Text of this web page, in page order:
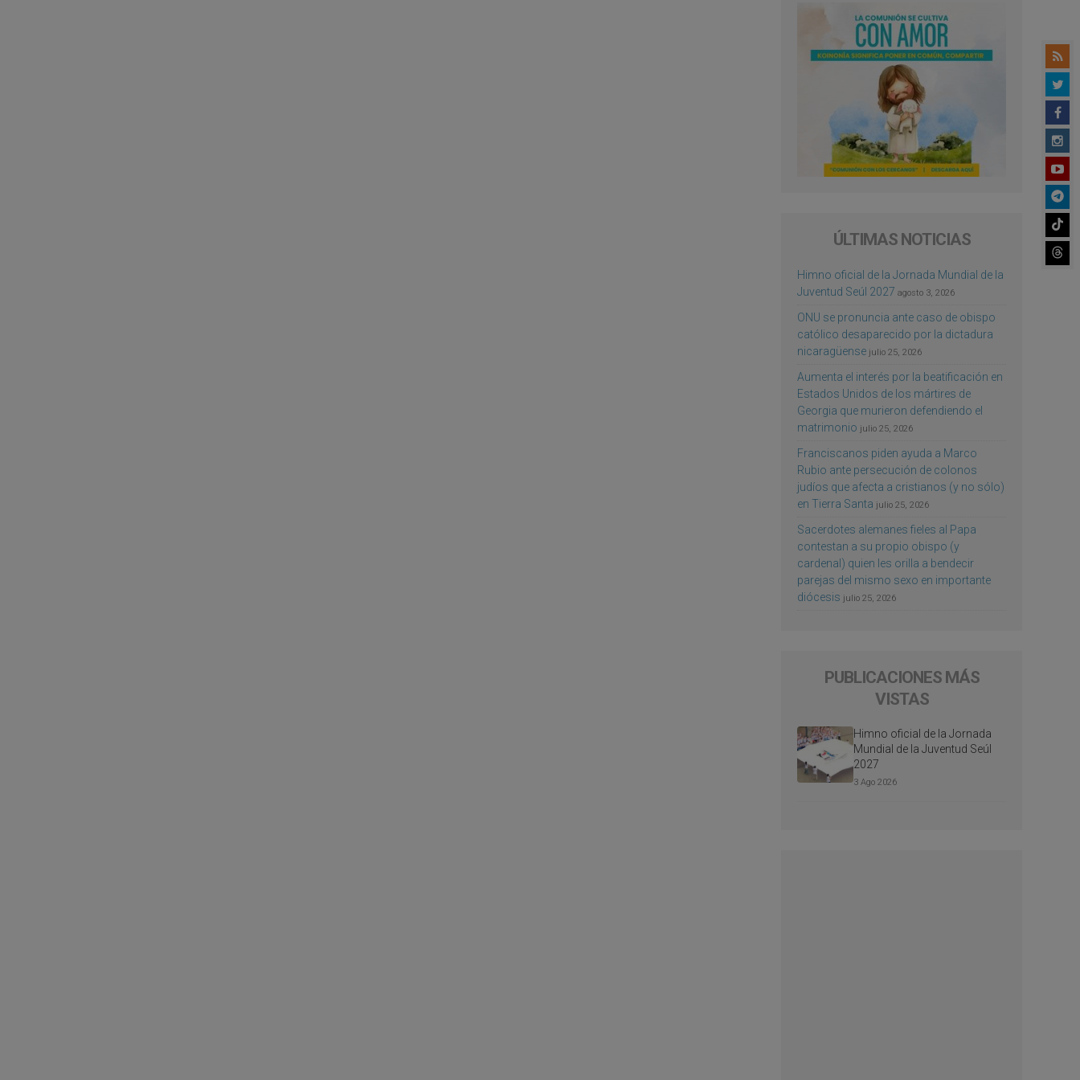
ÚLTIMAS NOTICIAS
Himno oficial de la Jornada Mundial de la
Juventud Seúl 2027 agosto 3, 2026
ONU se pronuncia ante caso de obispo
católico desaparecido por la dictadura
nicaragüense julio 25, 2026
Aumenta el interés por la beatificación en
Estados Unidos de los mártires de
Georgia que murieron defendiendo el
matrimonio julio 25, 2026
Franciscanos piden ayuda a Marco
Rubio ante persecución de colonos
judíos que afecta a cristianos (y no sólo)
en Tierra Santa julio 25, 2026
Sacerdotes alemanes fieles al Papa
contestan a su propio obispo (y
cardenal) quien les orilla a bendecir
parejas del mismo sexo en importante
diócesis julio 25, 2026
PUBLICACIONES MÁS
VISTAS
Himno oficial de la Jornada
Mundial de la Juventud Seúl
2027
3 Ago 2026